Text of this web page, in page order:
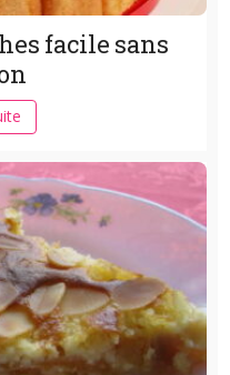
facile sans